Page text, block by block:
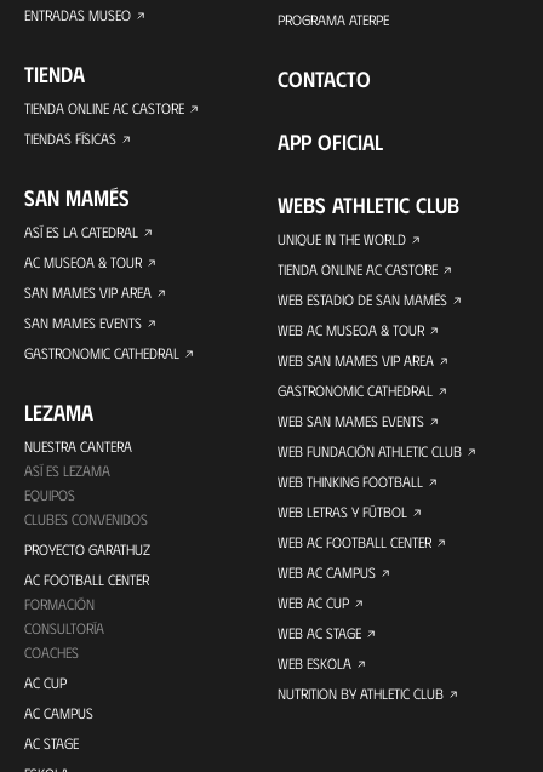
ENTRADAS MUSEO
TIENDA
TIENDA ONLINE AC CASTORE
TIENDAS FÍSICAS
SAN MAMÉS
ASÍ ES LA CATEDRAL
AC MUSEOA & TOUR
SAN MAMES VIP AREA
SAN MAMES EVENTS
GASTRONOMIC CATHEDRAL
LEZAMA
NUESTRA CANTERA
ASÍ ES LEZAMA
EQUIPOS
CLUBES CONVENIDOS
PROYECTO GARATHUZ
AC FOOTBALL CENTER
FORMACIÓN
CONSULTORÍA
COACHES
AC CUP
AC CAMPUS
AC STAGE
PROGRAMA ATERPE
CONTACTO
APP OFICIAL
WEBS ATHLETIC CLUB
UNIQUE IN THE WORLD
TIENDA ONLINE AC CASTORE
WEB ESTADIO DE SAN MAMÉS
WEB AC MUSEOA & TOUR
WEB SAN MAMES VIP AREA
GASTRONOMIC CATHEDRAL
WEB SAN MAMES EVENTS
WEB FUNDACIÓN ATHLETIC CLUB
WEB THINKING FOOTBALL
WEB LETRAS Y FÚTBOL
WEB AC FOOTBALL CENTER
WEB AC CAMPUS
WEB AC CUP
WEB AC STAGE
WEB ESKOLA
NUTRITION BY ATHLETIC CLUB